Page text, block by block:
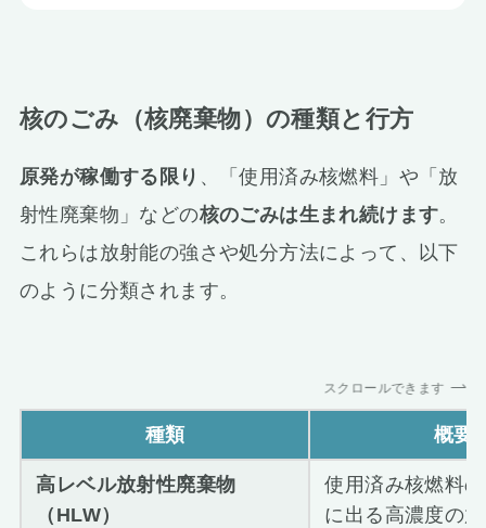
核のごみ（核廃棄物）の種類と行方
原発が稼働する限り 、「使用済み核燃料」や「放
射性廃棄物」などの核のごみは生まれ続けます。
これらは放射能の強さや処分方法によって、以下
のように分類されます。
スクロールできます
種類 概要
高レベル放射性廃棄物
（HLW）
使用済み核燃料
に出る高濃度の